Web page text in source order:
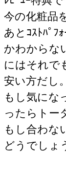
今の化粧品
あとｺｽﾄﾊﾟﾌ
かわからな
にはそれで
安い方だし。
もし気にな
ったらトー
もし合わな
どうでしょ